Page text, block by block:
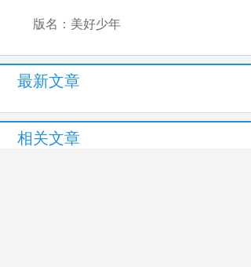
版名：美好少年
最新文章
相关文章